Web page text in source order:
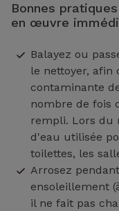
Bonnes
en œuvre
Balayez ou
le nettoyer, afin
contaminante
nombre de fois
rempli. Lors du
d'eau utilisée
toilettes, les
Arrosez
ensoleillement
il ne fait pas